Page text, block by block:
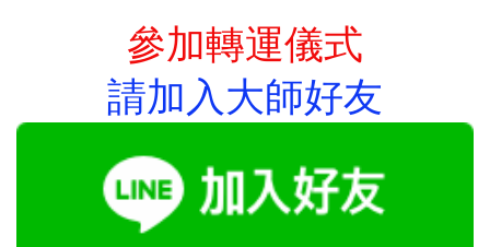
參加轉運儀式
請加入大師好友